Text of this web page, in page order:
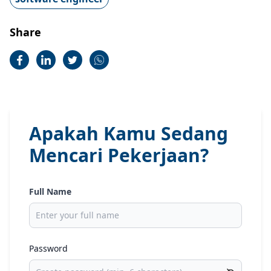
Share
Apakah Kamu Sedang
Mencari Pekerjaan?
Full Name
Password